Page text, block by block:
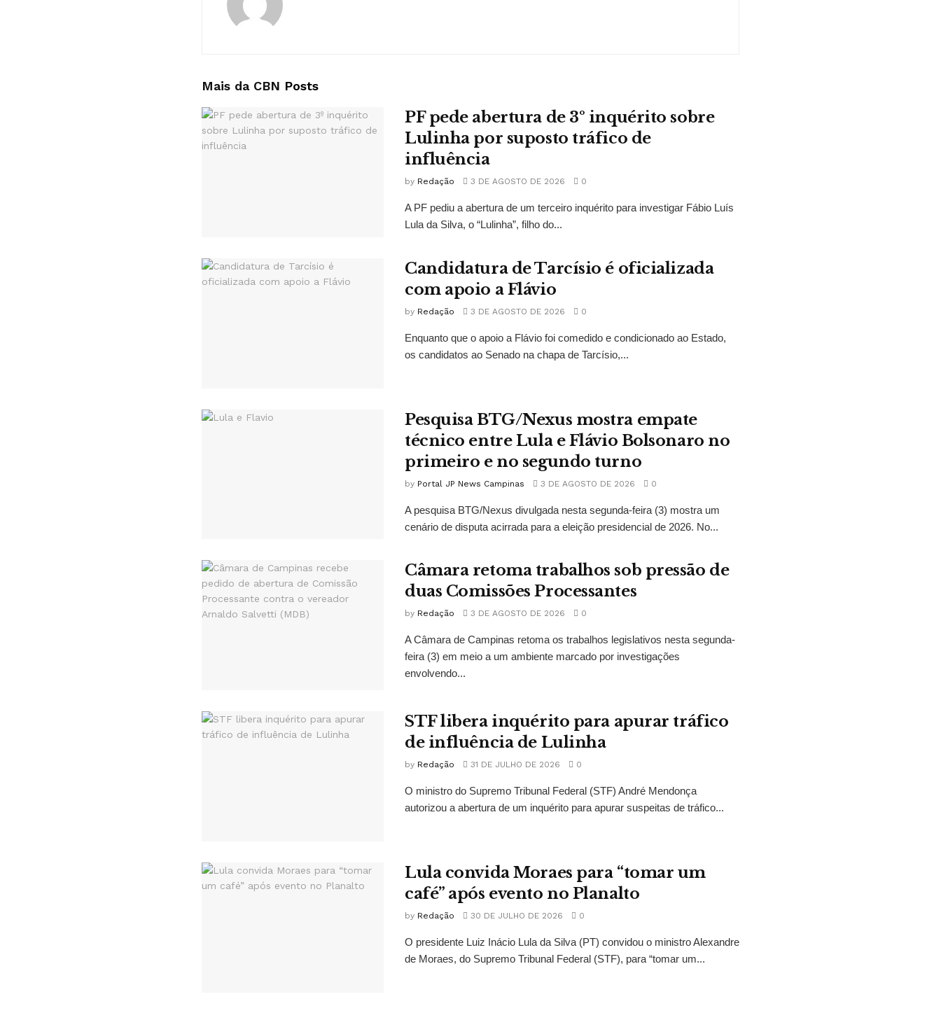
Mais da CBN Posts
PF pede abertura de 3º inquérito sobre
Lulinha por suposto tráfico de
influência
by Redação 3 DE AGOSTO DE 2026 0
A PF pediu a abertura de um terceiro inquérito para investigar Fábio Luís
Lula da Silva, o “Lulinha”, filho do...
Candidatura de Tarcísio é oficializada
com apoio a Flávio
by Redação 3 DE AGOSTO DE 2026 0
Enquanto que o apoio a Flávio foi comedido e condicionado ao Estado,
os candidatos ao Senado na chapa de Tarcísio,...
Pesquisa BTG/Nexus mostra empate
técnico entre Lula e Flávio Bolsonaro no
primeiro e no segundo turno
by Portal JP News Campinas 3 DE AGOSTO DE 2026 0
A pesquisa BTG/Nexus divulgada nesta segunda-feira (3) mostra um
cenário de disputa acirrada para a eleição presidencial de 2026. No...
Câmara retoma trabalhos sob pressão de
duas Comissões Processantes
by Redação 3 DE AGOSTO DE 2026 0
A Câmara de Campinas retoma os trabalhos legislativos nesta segunda-
feira (3) em meio a um ambiente marcado por investigações
envolvendo...
STF libera inquérito para apurar tráfico
de influência de Lulinha
by Redação 31 DE JULHO DE 2026 0
O ministro do Supremo Tribunal Federal (STF) André Mendonça
autorizou a abertura de um inquérito para apurar suspeitas de tráfico...
Lula convida Moraes para “tomar um
café” após evento no Planalto
by Redação 30 DE JULHO DE 2026 0
O presidente Luiz Inácio Lula da Silva (PT) convidou o ministro Alexandre
de Moraes, do Supremo Tribunal Federal (STF), para “tomar um...